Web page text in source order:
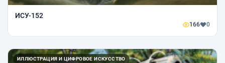
ИСУ-152
166 0
ИЛЛЮСТРАЦИЯ И ЦИФРОВОЕ ИСКУССТВО